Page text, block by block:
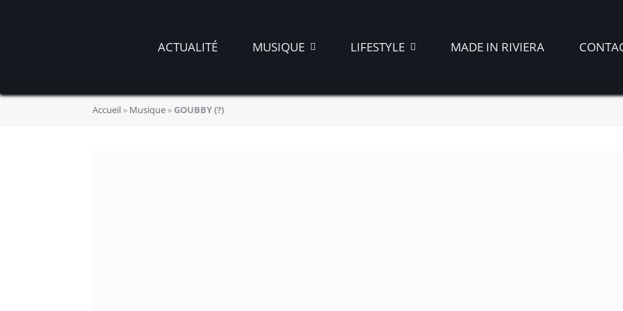
ACTUALITÉ MUSIQUE LIFESTYLE MADE IN RIVIERA
Accueil » Musique »GOUBBY (?)